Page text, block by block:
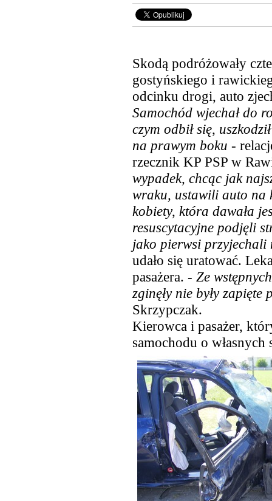
Skodą podróżowały
gostyńskiego i
odcinku drogi, auto
Samochód wjechał do
czym odbił się,
na prawym boku -
rzecznik KP PSP w
wypadek, chcąc jak
wraku, ustawili auto na
kobiety, która dawała
resuscytacyjne podjęli
jako pierwsi przyjechali
udało się uratować.
pasażera. - Ze
zginęły nie były zapięte
Skrzypczak.
Kierowca i pasażer,
samochodu o